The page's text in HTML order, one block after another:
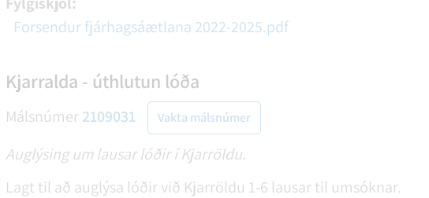
Forsendur fjárhagsáætlana 2022-2025.pdf
Kjarralda - úthlutun lóða
Málsnúmer2109031 Vakta málsnúmer
Auglýsing um lausar lóðir í Kjarröldu.
Lagt til að auglýsa lóðir við Kjarröldu 1-6 lausar til umsóknar.